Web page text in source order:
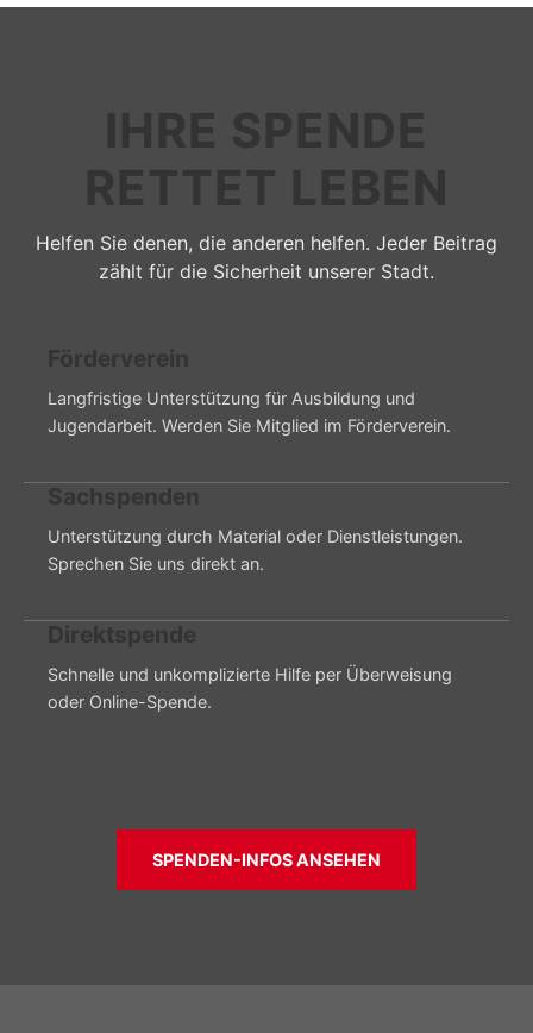
IHRE SPENDE
RETTET LEBEN
Helfen Sie denen, die anderen helfen. Jeder Beitrag
zählt für die Sicherheit unserer Stadt.
Förderverein
Langfristige Unterstützung für Ausbildung und
Jugendarbeit. Werden Sie Mitglied im Förderverein.
Sachspenden
Unterstützung durch Material oder Dienstleistungen.
Sprechen Sie uns direkt an.
Direktspende
Schnelle und unkomplizierte Hilfe per Überweisung
oder Online-Spende.
SPENDEN-INFOS ANSEHEN